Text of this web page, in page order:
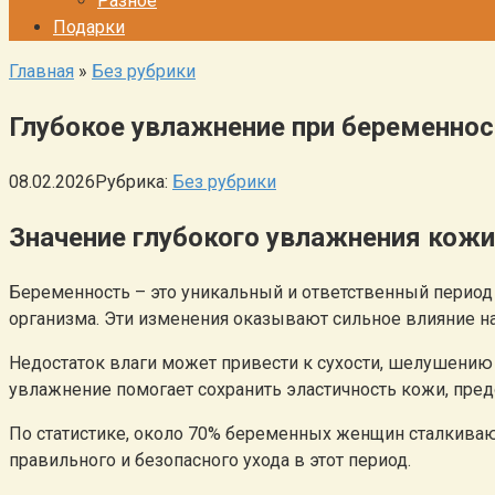
Подарки
Главная » Без рубрики
Глубокое увлажнение при
08.02.2026Рубрика: Без рубрики
Значение глубокого увлажнения
Беременность – это уникальный и ответственный
организма. Эти изменения оказывают сильное влияние
Недостаток влаги может привести к сухости,
увлажнение помогает сохранить эластичность кожи,
По статистике, около 70% беременных женщин
правильного и безопасного ухода в этот период.